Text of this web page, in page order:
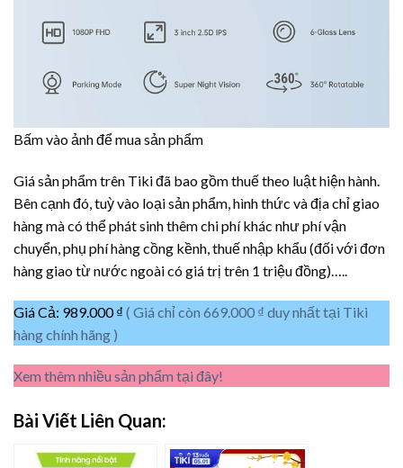
Bấm vào ảnh để mua sản phẩm
Giá sản phẩm trên Tiki đã bao gồm thuế theo luật hiện hành.
Bên cạnh đó, tuỳ vào loại sản phẩm, hình thức và địa chỉ giao
hàng mà có thể phát sinh thêm chi phí khác như phí vận
chuyển, phụ phí hàng cồng kềnh, thuế nhập khẩu (đối với đơn
hàng giao từ nước ngoài có giá trị trên 1 triệu đồng)…..
Giá Cả: 989.000 ₫ ( Giá chỉ còn 669.000 ₫ duy nhất tại Tiki
hàng chính hãng )
Xem thêm nhiều sản phẩm tại đây!
Bài Viết Liên Quan: